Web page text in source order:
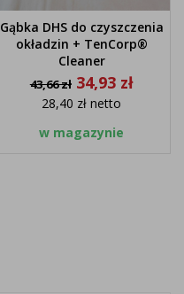
Gąbka DHS do czyszczenia
okładzin + TenCorp®
Cleaner
Cena
podstawowa
43,66 zł Cena
34,93 zł
28,40 złnetto
w magazynie